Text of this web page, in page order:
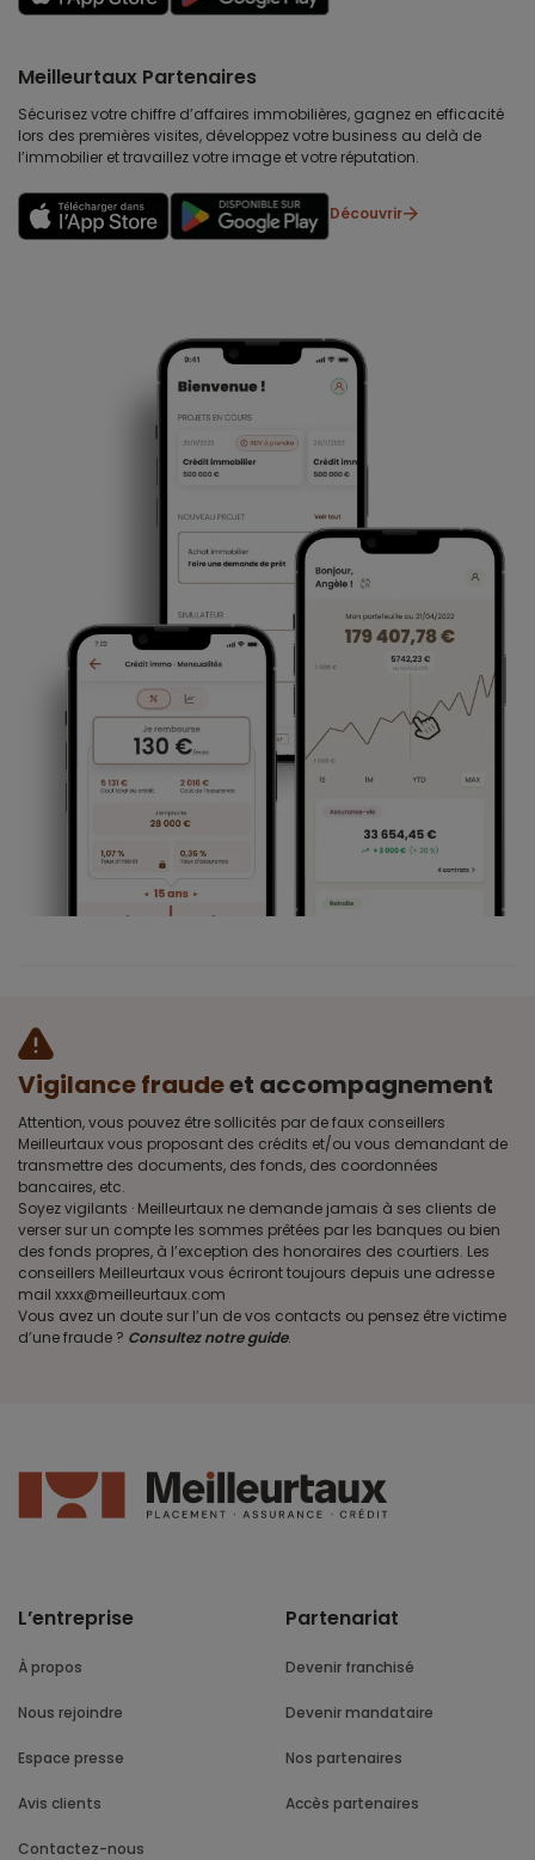
Meilleurtaux Partenaires
Sécurisez votre chiffre d’affaires immobilières, gagnez en efficacité
lors des premières visites, développez votre business au delà de
l’immobilier et travaillez votre image et votre réputation.
Découvrir
Vigilance fraudeet accompagnement
Attention, vous pouvez être sollicités par de faux conseillers
Meilleurtaux vous proposant des crédits et/ou vous demandant de
transmettre des documents, des fonds, des coordonnées
bancaires, etc.
Soyez vigilants · Meilleurtaux ne demande jamais à ses clients de
verser sur un compte les sommes prêtées par les banques ou bien
des fonds propres, à l’exception des honoraires des courtiers. Les
conseillers Meilleurtaux vous écriront toujours depuis une adresse
mail xxxx@meilleurtaux.com
Vous avez un doute sur l’un de vos contacts ou pensez être victime
d’une fraude ? Consultez notre guide.
L’entreprise
À propos
Nous rejoindre
Espace presse
Avis clients
Contactez-nous
Partenariat
Devenir franchisé
Devenir mandataire
Nos partenaires
Accès partenaires